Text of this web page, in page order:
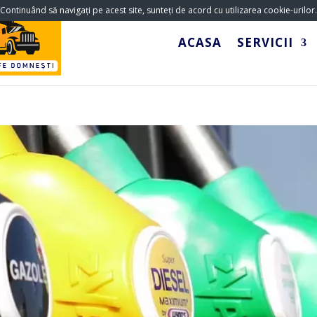
ACASA SERVICII
Continuând să navigați pe acest site, sunteți de acord cu utilizarea cookie-urilor.